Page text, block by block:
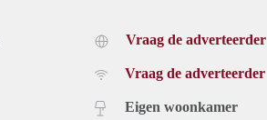
Vraag de adverteerder
Vraag de adverteerder
Eigen woonkamer